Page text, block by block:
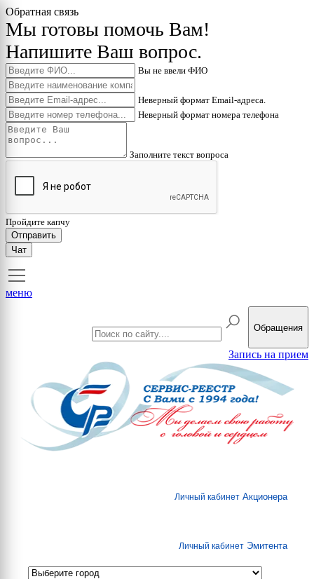
Обратная связь
Мы готовы помочь Вам!
Напишите Ваш вопрос.
Вы не ввели ФИО
Неверный формат Email-адреса.
Неверный формат номера телефона
Заполните текст вопроса
Пройдите капчу
Отправить
Чат
меню
Обращения
Запись на прием
Личный кабинет Акционера
Личный кабинет Эмитента